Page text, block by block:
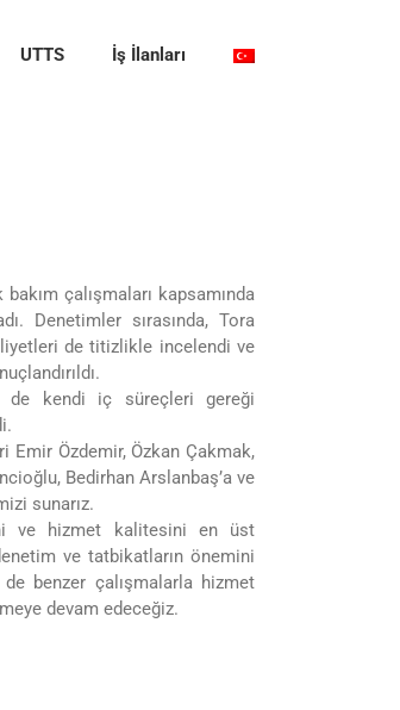
UTTS İş İlanları
çalışmaları kapsamında
Denetimler sırasında, Tora
de titizlikle incelendi ve
de kendi iç süreçleri gereği
Emir Özdemir, Özkan Çakmak,
Bedirhan Arslanbaş’a ve
sunarız.
ve hizmet kalitesini en üst
ve tatbikatların önemini
benzer çalışmalarla hizmet
devam edeceğiz.